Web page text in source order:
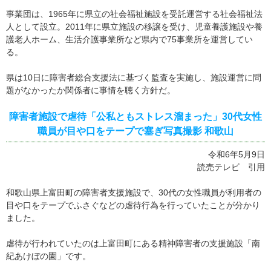
事業団は、1965年に県立の社会福祉施設を受託運営する社会福祉法
人として設立。2011年に県立施設の移譲を受け、児童養護施設や養
護老人ホーム、生活介護事業所など県内で75事業所を運営してい
る。
県は10日に障害者総合支援法に基づく監査を実施し、施設運営に問
題がなかったか関係者に事情を聴く方針だ。
障害者施設で虐待「公私ともストレス溜まった」30代女性
職員が目や口をテープで塞ぎ写真撮影 和歌山
令和6年5月9日
読売テレビ 引用
和歌山県上富田町の障害者支援施設で、30代の女性職員が利用者の
目や口をテープでふさぐなどの虐待行為を行っていたことが分かり
ました。
虐待が行われていたのは上富田町にある精神障害者の支援施設「南
紀あけぼの園」です。